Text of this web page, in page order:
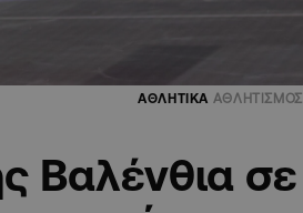
ΑΘΛΗΤΙΚΑ ΑΘΛΗΤΙΣΜΟΣ
Βαλένθια σε